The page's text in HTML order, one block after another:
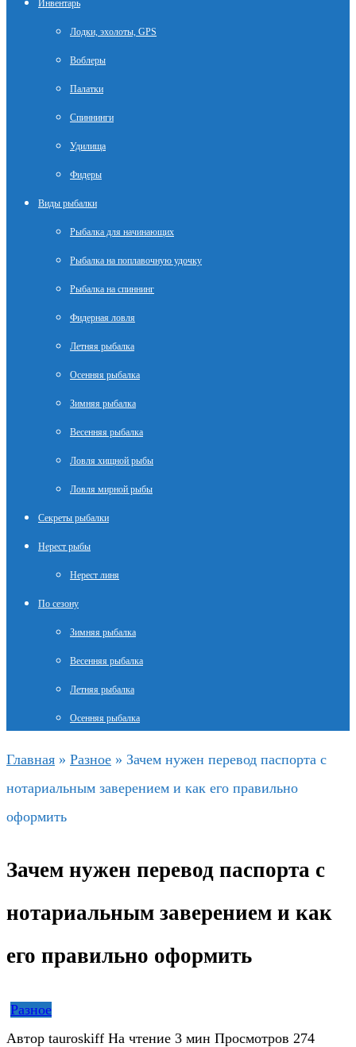
Инвентарь
Лодки, эхолоты, GPS
Воблеры
Палатки
Спиннинги
Удилища
Фидеры
Виды рыбалки
Рыбалка для начинающих
Рыбалка на поплавочную удочку
Рыбалка на спиннинг
Фидерная ловля
Летняя рыбалка
Осенняя рыбалка
Зимняя рыбалка
Весенняя рыбалка
Ловля хищной рыбы
Ловля мирной рыбы
Секреты рыбалки
Нерест рыбы
Нерест линя
По сезону
Зимняя рыбалка
Весенняя рыбалка
Летняя рыбалка
Осенняя рыбалка
Главная » Разное » Зачем нужен перевод паспорта с
нотариальным заверением и как его правильно
оформить
Зачем нужен перевод паспорта с
нотариальным заверением и как
его правильно оформить
Разное
Автор tauroskiff На чтение 3 мин Просмотров 274